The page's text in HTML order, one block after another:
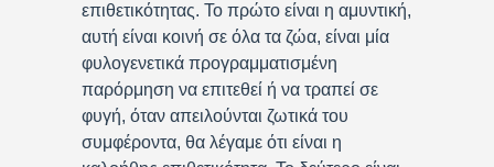
επιθετικότητας. Το πρώτο είναι η αμυντική,
αυτή είναι κοινή σε όλα τα ζώα, είναι μία
φυλογενετικά προγραμματισμένη
παρόρμηση να επιτεθεί ή να τραπεί σε
φυγή, όταν απειλούνται ζωτικά του
συμφέροντα, θα λέγαμε ότι είναι η